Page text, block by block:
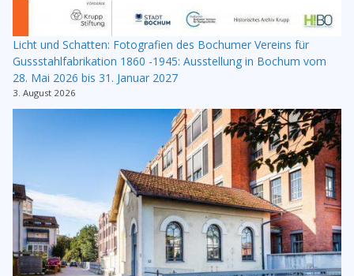
Licht und Schatten: Fotografien des Bochumer Vereins für
Gussstahlfabrikation 1860 -1945: Ausstellung in Bochum vom
28. Mai 2026 bis 31. Januar 2027
3. August 2026